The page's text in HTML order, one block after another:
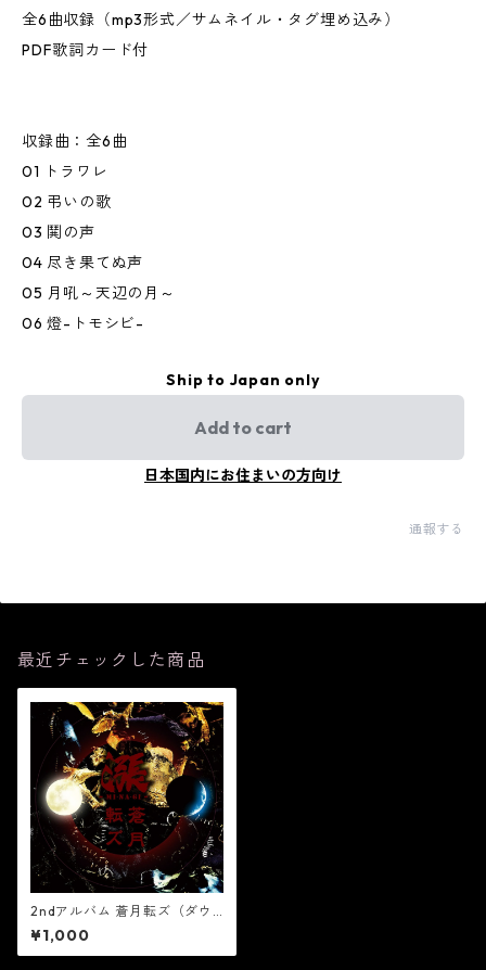
全6曲収録（mp3形式／サムネイル・タグ埋め込み）
PDF歌詞カード付
収録曲：全6曲
01 トラワレ
02 弔いの歌
03 鬨の声
04 尽き果てぬ声
05 月吼～天辺の月～
06 燈-トモシビ-
Ship to Japan only
Add to cart
日本国内にお住まいの方向け
通報する
最近チェックした商品
2ndアルバム 蒼月転ズ（ダウ
ンロード版／PDF歌詞カード
付）
¥1,000